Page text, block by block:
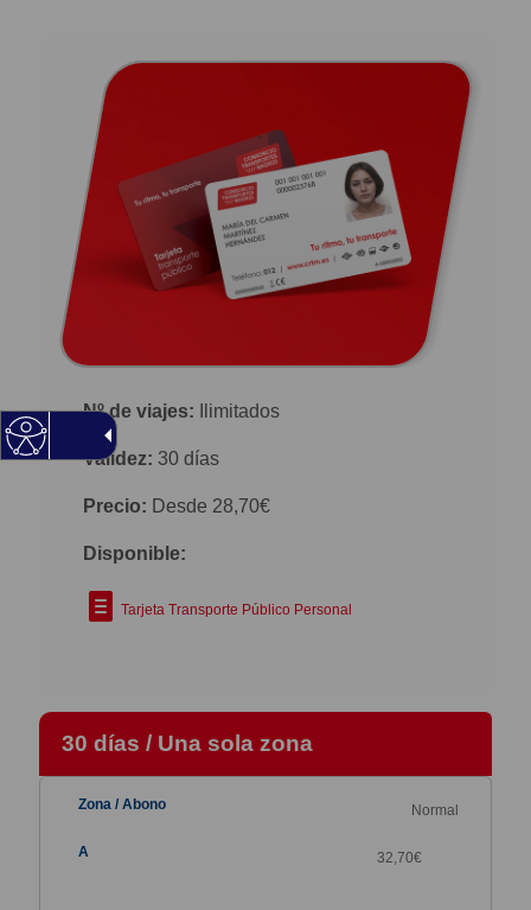
Nº de viajes: Ilimitados
Validez: 30 días
Precio: Desde 28,70€
Disponible:
Tarjeta Transporte Público Personal
30 días / Una sola zona
Normal
32,70€